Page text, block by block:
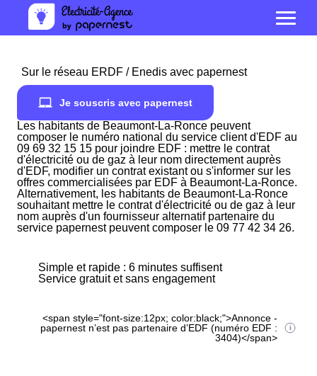
Sur le réseau ERDF / Enedis avec papernest
Je souscris avec papernest
Les habitants de Beaumont-La-Ronce peuvent
composer le numéro national du service client d'EDF au
09 69 32 15 15 pour joindre EDF : mettre le contrat
d'électricité ou de gaz à leur nom directement auprès
d'EDF, modifier un contrat existant ou s'informer sur les
offres commercialisées par EDF à Beaumont-La-Ronce.
Alternativement, les habitants de Beaumont-La-Ronce
souhaitant mettre le contrat d'électricité ou de gaz à leur
nom auprès d'un fournisseur alternatif partenaire du
service papernest peuvent composer le 09 77 42 34 26.
Simple et rapide : 6 minutes suffisent
Service gratuit et sans engagement
<span style="font-size:12px; color:black;">Annonce -
papernest n’est pas partenaire d’EDF (numéro EDF :
3404)</span>